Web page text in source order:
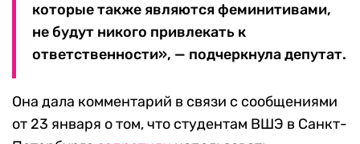
которые также являются феминитивами,
не будут никого привлекать к
ответственности», — подчеркнула депутат.
Она дала комментарий в связи с сообщениями
от 23 января о том, что студентам ВШЭ в Санкт-